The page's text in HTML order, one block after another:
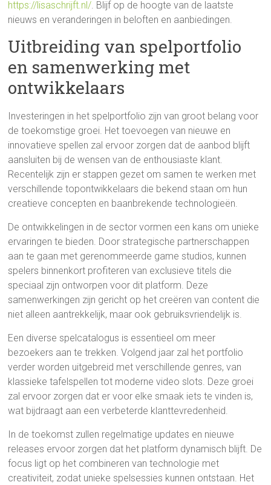
https://lisaschrijft.nl/. Blijf op de hoogte van de laatste
nieuws en veranderingen in beloften en aanbiedingen.
Uitbreiding van spelportfolio
en samenwerking met
ontwikkelaars
Investeringen in het spelportfolio zijn van groot belang voor
de toekomstige groei. Het toevoegen van nieuwe en
innovatieve spellen zal ervoor zorgen dat de aanbod blijft
aansluiten bij de wensen van de enthousiaste klant.
Recentelijk zijn er stappen gezet om samen te werken met
verschillende topontwikkelaars die bekend staan om hun
creatieve concepten en baanbrekende technologieën.
De ontwikkelingen in de sector vormen een kans om unieke
ervaringen te bieden. Door strategische partnerschappen
aan te gaan met gerenommeerde game studios, kunnen
spelers binnenkort profiteren van exclusieve titels die
speciaal zijn ontworpen voor dit platform. Deze
samenwerkingen zijn gericht op het creëren van content die
niet alleen aantrekkelijk, maar ook gebruiksvriendelijk is.
Een diverse spelcatalogus is essentieel om meer
bezoekers aan te trekken. Volgend jaar zal het portfolio
verder worden uitgebreid met verschillende genres, van
klassieke tafelspellen tot moderne video slots. Deze groei
zal ervoor zorgen dat er voor elke smaak iets te vinden is,
wat bijdraagt aan een verbeterde klanttevredenheid.
In de toekomst zullen regelmatige updates en nieuwe
releases ervoor zorgen dat het platform dynamisch blijft. De
focus ligt op het combineren van technologie met
creativiteit, zodat unieke spelsessies kunnen ontstaan. Het